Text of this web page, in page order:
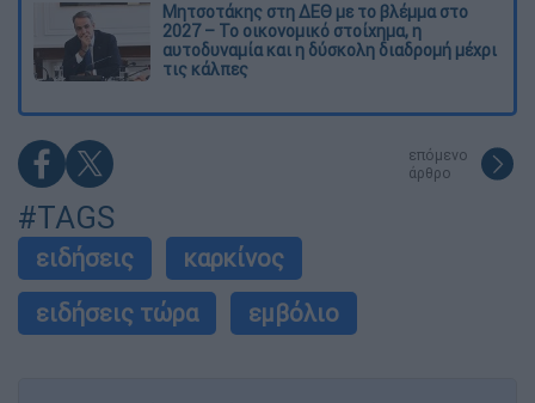
Μητσοτάκης στη ΔΕΘ με το βλέμμα στο
2027 – Το οικονομικό στοίχημα, η
αυτοδυναμία και η δύσκολη διαδρομή μέχρι
τις κάλπες
επόμενο
άρθρο
#TAGS
ειδήσεις
καρκίνος
ειδήσεις τώρα
εμβόλιο